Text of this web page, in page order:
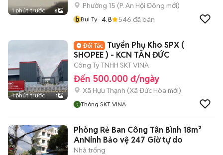
1 phút trước 6
Phường 15 (P. An Hội Đông mới)
bBui Ty 4.8 546 đã bán
1 phút trước 1
Tuyển Phụ Kho SPX (
SHOPEE ) - KCN TÂN ĐỨC
Công Ty TNHH SKT VINA
Đến 500.000 đ/ngày
Xã Hựu Thạnh (Xã Đức Hòa mới)
Thông SKT VINA
Phòng Rẻ Ban Công Tân Bình 18m²
AnNinh Bảo vệ 247 Giờ tự do
Nhà trống